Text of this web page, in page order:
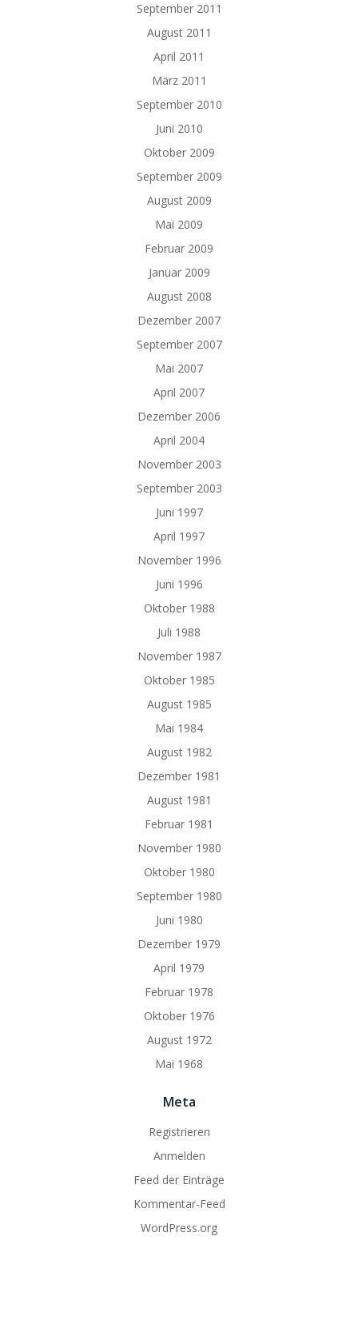
September 2011
August 2011
April 2011
März 2011
September 2010
Juni 2010
Oktober 2009
September 2009
August 2009
Mai 2009
Februar 2009
Januar 2009
August 2008
Dezember 2007
September 2007
Mai 2007
April 2007
Dezember 2006
April 2004
November 2003
September 2003
Juni 1997
April 1997
November 1996
Juni 1996
Oktober 1988
Juli 1988
November 1987
Oktober 1985
August 1985
Mai 1984
August 1982
Dezember 1981
August 1981
Februar 1981
November 1980
Oktober 1980
September 1980
Juni 1980
Dezember 1979
April 1979
Februar 1978
Oktober 1976
August 1972
Mai 1968
Meta
Registrieren
Anmelden
Feed der Einträge
Kommentar-Feed
WordPress.org